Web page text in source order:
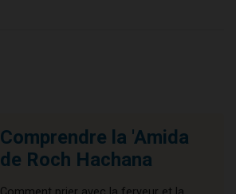
Comprendre la 'Amida
de Roch Hachana